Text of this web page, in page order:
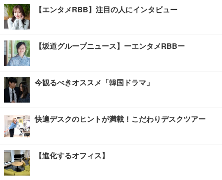
【エンタメRBB】注目の人にインタビュー
【坂道グループニュース】ーエンタメRBBー
今観るべきオススメ「韓国ドラマ」
快適デスクのヒントが満載！こだわりデスクツアー
【進化するオフィス】